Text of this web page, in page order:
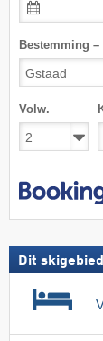
Bestemming –
Volw.
Dit